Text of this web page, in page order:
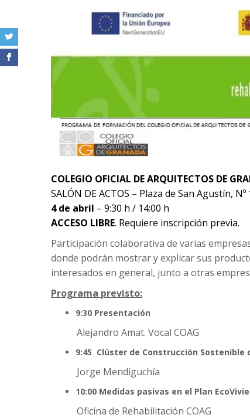
COLEGIO OFICIAL DE ARQUITECTOS DE
SALÓN DE ACTOS – Plaza de San Agustín, Nº
4 de abril – 9:30 h / 14:00 h
ACCESO LIBRE. Requiere inscripción previa.
Participación colaborativa de varias
donde podrán mostrar y explicar sus
interesados en general, junto a otras
Programa previsto:
9:30 Presentación
Alejandro Amat. Vocal COAG
9:45 Clúster de Construcción Sostenible
Jorge Mendiguchía
10:00 Medidas pasivas en el Plan
Oficina de Rehabilitación COAG